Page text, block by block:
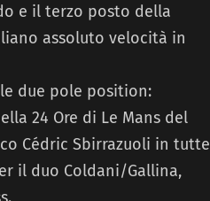
e il terzo posto della
assoluto velocità in
due pole position:
24 Ore di Le Mans del
Cédric Sbirrazuoli in tutte
il duo Coldani/Gallina,